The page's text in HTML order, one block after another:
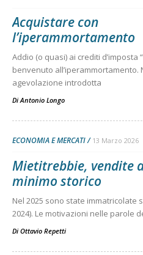
Acquistare con
l’iperammortamento
Addio (o quasi) ai crediti d’imposta
benvenuto
agevolazione introdotta
Di Antonio Longo
ECONOMIA E MERCATI 13 Marzo 2026
Mietitrebbie, vendite
minimo storico
Nel 2025 sono state immatricolate
2024). Le motivazioni nelle parole
Di Ottavio Repetti